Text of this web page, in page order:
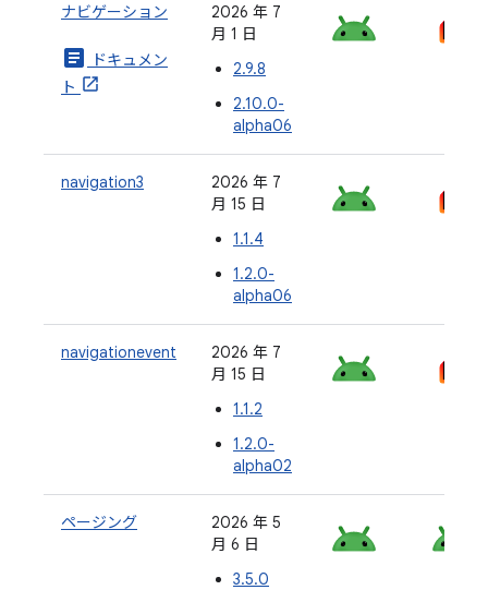
ナビゲーション
article
ドキュメン
ト
2026 年 7
月 1 日
2.9.8
2.10.0-
alpha06
navigation3
2026 年 7
月 15 日
1.1.4
1.2.0-
alpha06
navigationevent
2026 年 7
月 15 日
1.1.2
1.2.0-
alpha02
ページング
2026 年 5
月 6 日
3.5.0